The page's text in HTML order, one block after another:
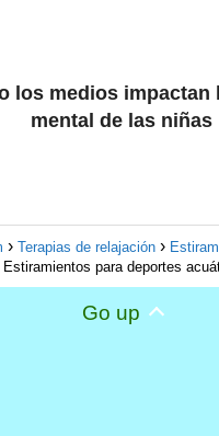
los medios impactan
mental de las niñas
Terapias de relajación
Estiramientos para deportes
Go up